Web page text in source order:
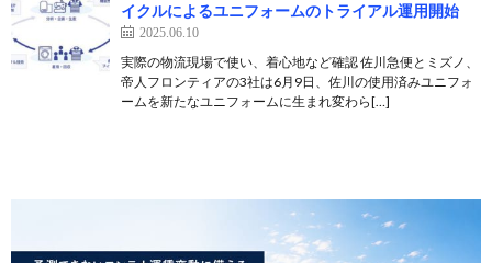
イクルによるユニフォームのトライアル運用開始
2025.06.10
実際の物流現場で使い、着心地など確認 佐川急便とミズノ、
帝人フロンティアの3社は6月9日、佐川の使用済みユニフォ
ームを新たなユニフォームに生まれ変わら[…]